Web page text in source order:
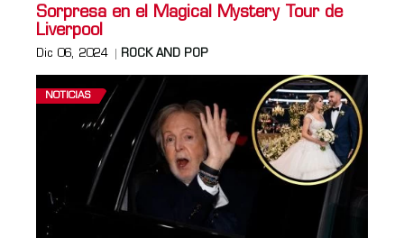
Sorpresa en el Magical Mystery Tour de
Liverpool
Dic 06, 2024 ROCK AND POP
NOTICIAS